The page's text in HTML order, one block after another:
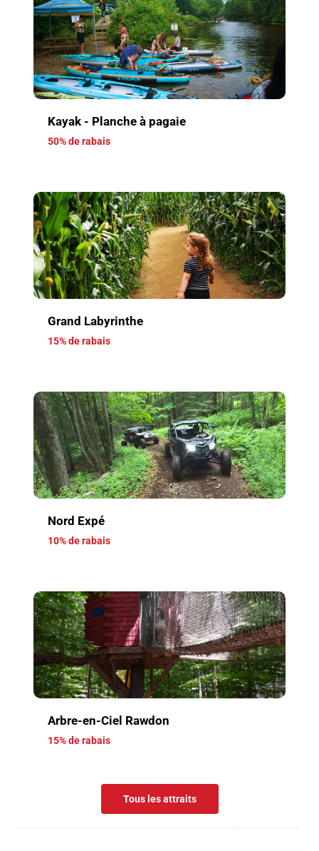
Kayak - Planche à pagaie
50% de rabais
Grand Labyrinthe
15% de rabais
Nord Expé
10% de rabais
Arbre-en-Ciel Rawdon
15% de rabais
Tous les attraits